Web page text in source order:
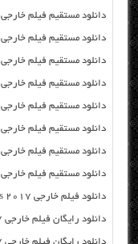
دانلود مستقیم فیلم خارجی John Wick: Chapter 2 2017 از سرور سایت
دانلود مستقیم فیلم خارجی Cross Wars 2017 از سرور سایت
دانلود مستقیم فیلم خارجی Fifty Shades Darker 2017 از سرور سایت
دانلود مستقیم فیلم خارجی From Straight As 2017 از سرور سایت
دانلود مستقیم فیلم خارجی Zeroville 2017 از سرور سایت
دانلود مستقیم فیلم خارجی The Mummy 2017 از سرور سایت
دانلود مستقیم فیلم خارجی The Fate of the Furious 2017 از سرور سایت
دانلود مستقیم فیلم خارجی Running Wild 2017 از سرور سایت
دانلود فیلم خارجی Rings 2017 از سرور سایت
دانلود رایگان فیلم خارجی Dunkirk 2017 با لینک مستقیم